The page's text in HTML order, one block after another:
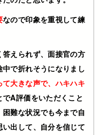
なので印象を重視して練
えられず、面接官の方
で折れそうになりまし
大きな声で、ハキハキ
でA評価をいただくこと
難な状況でも今まで自
出して、自分を信じて